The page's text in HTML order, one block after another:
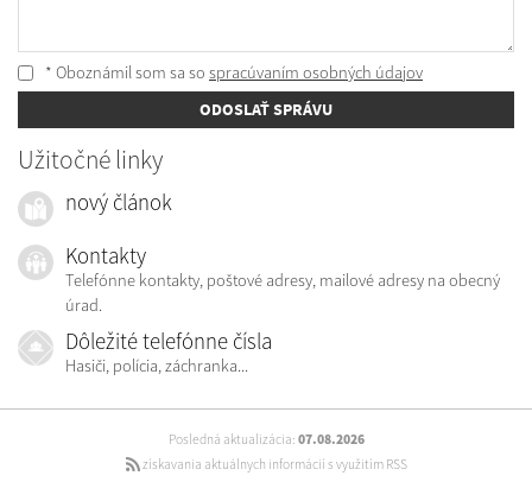
* Oboznámil som sa so spracúvaním osobných údajov
ODOSLAŤ SPRÁVU
Užitočné linky
nový článok
Kontakty
Telefónne kontakty, poštové adresy, mailové adresy na obecný
úrad.
Dôležité telefónne čísla
Hasiči, polícia, záchranka...
Posledná aktualizácia: 07.08.2026
získavania aktuálnych informácií s využitím RSS